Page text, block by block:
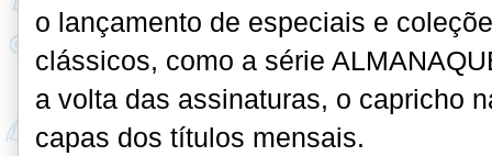
o lançamento de especiais e
clássicos, como a série
a volta das assinaturas, o capricho
capas dos títulos mensais.